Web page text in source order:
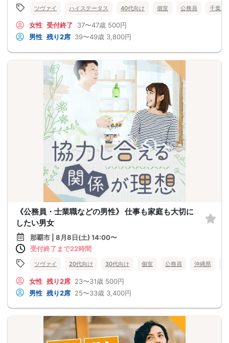
ツヴァイ ハイステータス 40代向け 個室 公務員 千葉県
女性 受付終了 37〜47歳 500円
男性 残り2席 39〜49歳 3,800円
《公務員・士業職などの男性》 仕事も家庭も大切に
したい男女
那覇市 | 8月8日(土) 14:00〜
受付終了まで22時間
ツヴァイ 20代向け 30代向け 個室 公務員 沖縄県
女性 残り2席 23〜31歳 500円
男性 残り2席 25〜33歳 3,400円